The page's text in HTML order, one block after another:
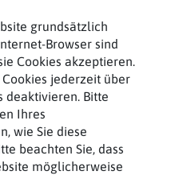
grundsätzlich
Browser sind
Cookies akzeptieren.
jederzeit über
deaktivieren. Bitte
Ihres
wie Sie diese
beachten Sie, dass
möglicherweise